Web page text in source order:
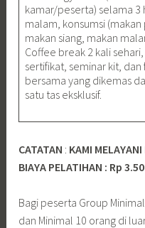
kamar/peserta) selama 3
malam, konsumsi (makan
makan siang, makan
Coffee break 2 kali sehari,
sertifikat, seminar kit, dan
bersama yang dikemas
satu tas eksklusif.
CATATAN : KAMI
BIAYA PELATIHAN : Rp
Bagi peserta Group
dan Minimal 10 orang di